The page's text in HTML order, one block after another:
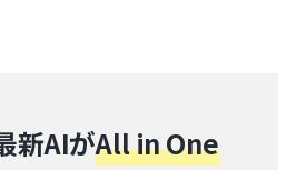
新AIがAll in One